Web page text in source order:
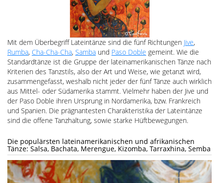
Mit dem Überbegriff Lateintänze sind die fünf Richtungen Jive,
Rumba, Cha-Cha-Cha, Samba und Paso Doble gemeint. Wie die
Standardtänze ist die Gruppe der lateinamerikanischen Tänze nach
Kriterien des Tanzstils, also der Art und Weise, wie getanzt wird,
zusammengefasst, weshalb nicht jeder der fünf Tänze auch wirklich
aus Mittel- oder Südamerika stammt. Vielmehr haben der Jive und
der Paso Doble ihren Ursprung in Nordamerika, bzw. Frankreich
und Spanien. Die prägnantesten Charakteristika der Lateintänze
sind die offene Tanzhaltung, sowie starke Hüftbewegungen.
Die populärsten lateinamerikanischen und afrikanischen
Tänze: Salsa, Bachata, Merengue, Kizomba, Tarraxhina, Semba